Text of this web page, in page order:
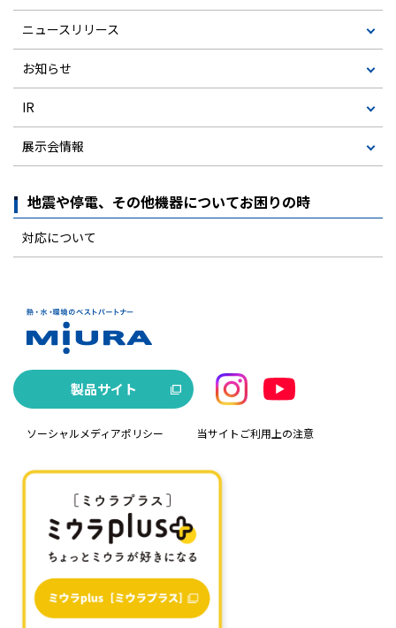
ニュースリリース
お知らせ
IR
展示会情報
地震や停電、その他機器についてお困りの時
対応について
製品サイト
ソーシャルメディアポリシー 当サイトご利用上の注意